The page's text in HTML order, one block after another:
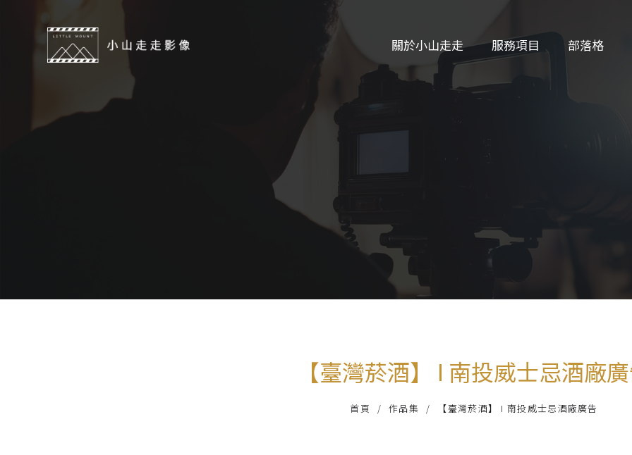
關於小山走走 服務項目 部落格
【臺灣菸酒】 I 南投威士忌酒廠
首頁 作品集 【臺灣菸酒】 I 南投威士忌酒廠廣告